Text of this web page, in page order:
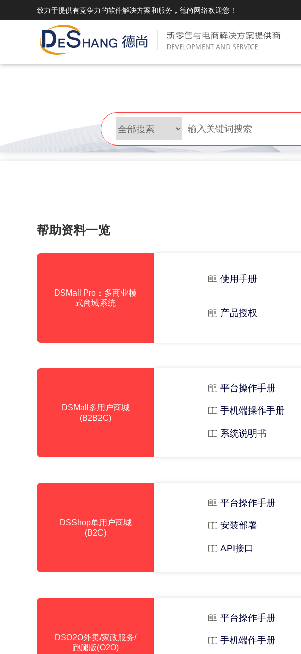
致力于提供有竞争力的软件解决方案和服务，德尚网络欢迎您！
DSMall Pro功能列表
DSMall Pro支持商城购物，外卖，上门
服务，短视频等功能。
DSMall功能列表
系统支持平台自营、分销、拼团、限时
折扣、优惠套装、微信、小程序等
帮助资料一览
DSMall Pro：多商业模
式商城系统
使用手册
产品授权
DSMall多用户商城
(B2B2C)
平台操作手册
手机端操作手册
系统说明书
DSShop单用户商城
(B2C)
平台操作手册
安装部署
API接口
DSO2O外卖/家政服务/
跑腿版(O2O)
平台操作手册
手机端作手册